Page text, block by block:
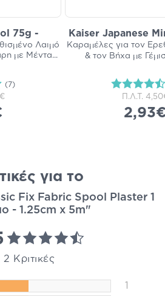
75g -
Λαιμό
με Μέντα...
(7)
Kaiser Japanese
Καραμέλες για τον
& τον Βήχα με
Π.Λ.Τ.
για το
Fix Fabric Spool Plaster 1
- 1.25cm x 5m"
2 Κριτικές
1